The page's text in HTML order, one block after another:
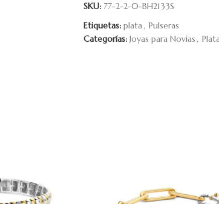
SKU: 77-2-2-0-BH2133S
Categorías: Joyas para Novias,
Etiquetas: plata, Pulseras